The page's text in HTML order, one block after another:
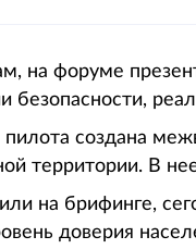
на форуме
безопасности,
пилота создана
территории. В
на брифинге,
доверия